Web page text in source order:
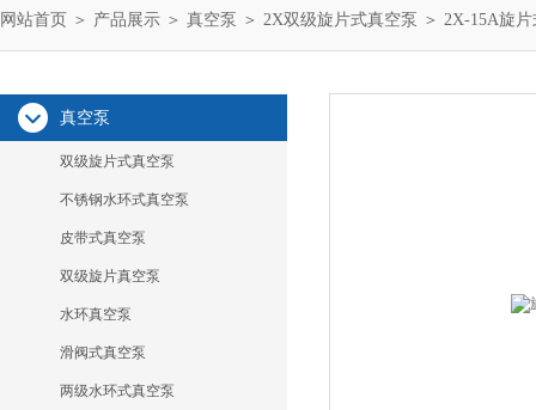
网站首页 ＞ 产品展示 ＞ 真空泵 ＞ 2X双级旋片式真空泵 ＞ 2X-15A旋
真空泵
双级旋片式真空泵
不锈钢水环式真空泵
皮带式真空泵
双级旋片真空泵
水环真空泵
滑阀式真空泵
两级水环式真空泵